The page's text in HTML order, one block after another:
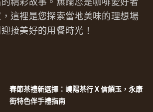
精彩故事。無論您是咖啡愛好者
這裡是您探索當地美味的理想場
接美好的用餐時光！
春節茶禮新選擇：嶢陽茶行 X 信饌玉，永康
街特色伴手禮指南